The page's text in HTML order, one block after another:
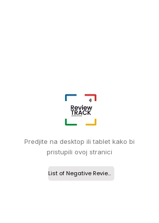
Predjite na desktop ili tablet kako bi
pristupili ovoj stranici
List of Negative Reviews